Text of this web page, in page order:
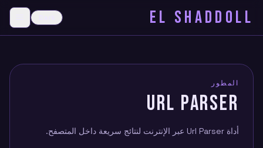
EL SHADDOLL
المطور
URL PARSER
أداة Url Parser عبر الإنترنت لنتائج سريعة داخل المتصفح.